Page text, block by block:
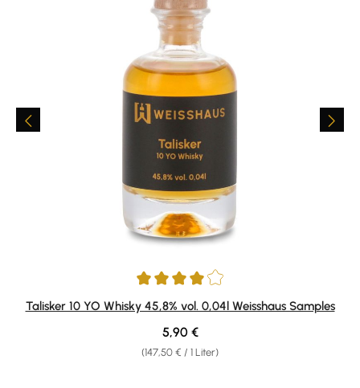
Durchschnittliche Bewertung von 4 von 5 Sternen
Talisker 10 YO Whisky 45,8% vol. 0,04l Weisshaus Samples
(147,50 € / 1 Liter)
Regulärer Preis:
5,90 €